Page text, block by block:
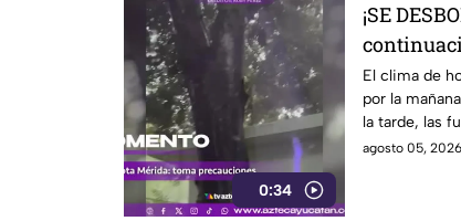
0:34
¡SE
HOY en
El clima de
por la
la tarde, las
manifestaron.
agosto 05,